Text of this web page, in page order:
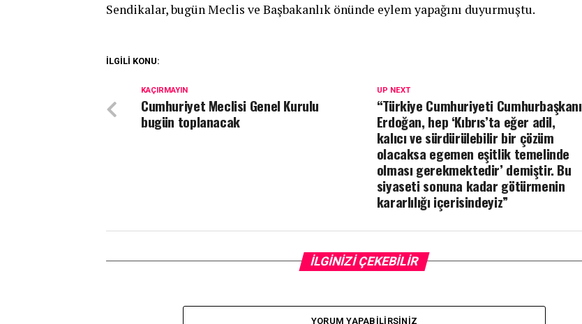
Sendikalar, bugün Meclis ve Başbakanlık önünde eylem yapağını duyurmuştu.
İLGİLİ KONU:
UP NEXT
“Türkiye Cumhuriyeti Cumhurbaşkanı
Erdoğan, hep ‘Kıbrıs’ta eğer adil,
kalıcı ve sürdürülebilir bir çözüm
olacaksa egemen eşitlik temelinde
olması gerekmektedir’ demiştir. Bu
siyaseti sonuna kadar götürmenin
kararlılığı içerisindeyiz”
KAÇIRMAYIN
Cumhuriyet Meclisi Genel Kurulu
bugün toplanacak
İLGİNİZİ ÇEKEBİLİR
YORUM YAPABILIRSINIZ